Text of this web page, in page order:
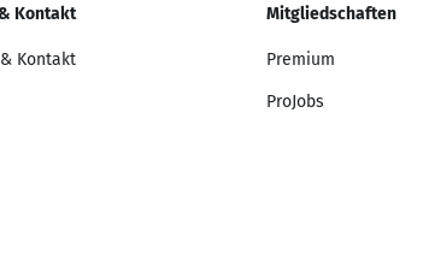
Kontakt
Kontakt
Mitgliedschaften
Premium
ProJobs